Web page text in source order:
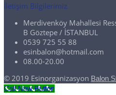
İletişim Bilgilerimiz
Merdivenköy Mahallesi
B Göztepe / İSTANBUL
0539 725 55 88
esinbalon@hotmail.com
08.00-20.00
© 2019 Esinorganizasyon Balon
Call Now Button